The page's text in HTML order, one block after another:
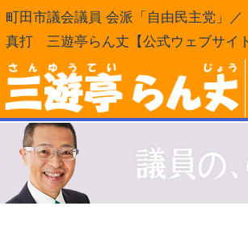
町田市議会議員 会派「自由民主党」／
真打 三遊亭らん丈【公式ウェブサイト